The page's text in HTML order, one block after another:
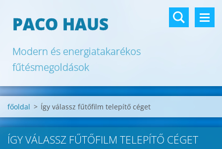
PACO HAUS
Modern és energiatakarékos
fűtésmegoldások
főoldal > Így válassz fűtőfilm telepítő céget
ÍGY VÁLASSZ FŰTŐFILM TELEPÍTŐ CÉGET